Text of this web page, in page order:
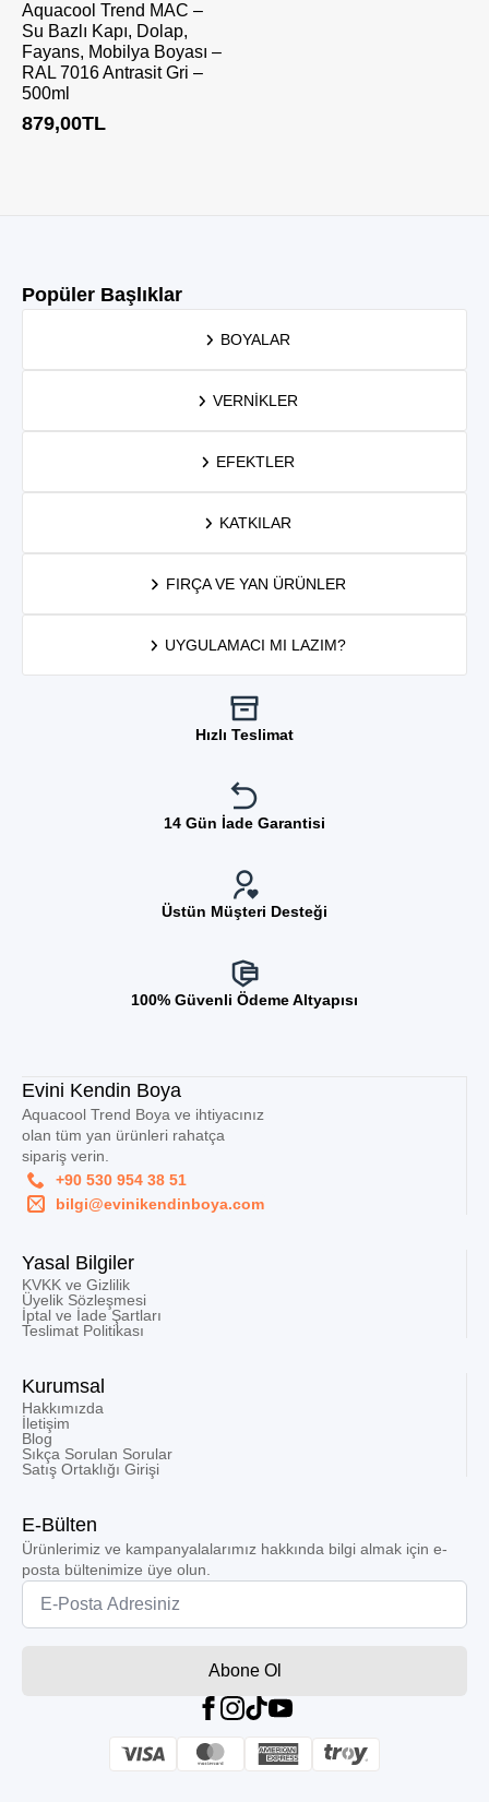
Aquacool Trend MAC –
Su Bazlı Kapı, Dolap,
Fayans, Mobilya Boyası –
RAL 7016 Antrasit Gri –
500ml
879,00TL
Popüler Başlıklar
BOYALAR
VERNIKLER
EFEKTLER
KATKILAR
FIRÇA VE YAN ÜRÜNLER
UYGULAMACI MI LAZIM?
Hızlı Teslimat
14 Gün İade Garantisi
Üstün Müşteri Desteği
100% Güvenli Ödeme Altyapısı
Evini Kendin Boya
Aquacool Trend Boya ve ihtiyacınız
olan tüm yan ürünleri rahatça
sipariş verin.
+90 530 954 38 51
bilgi@evinikendinboya.com
Yasal Bilgiler
KVKK ve Gizlilik
Üyelik Sözleşmesi
İptal ve İade Şartları
Teslimat Politikası
Kurumsal
Hakkımızda
İletişim
Blog
Sıkça Sorulan Sorular
Satış Ortaklığı Girişi
E-Bülten
Ürünlerimiz ve kampanyalalarımız hakkında bilgi almak için e-
posta bültenimize üye olun.
Email
Abone Ol